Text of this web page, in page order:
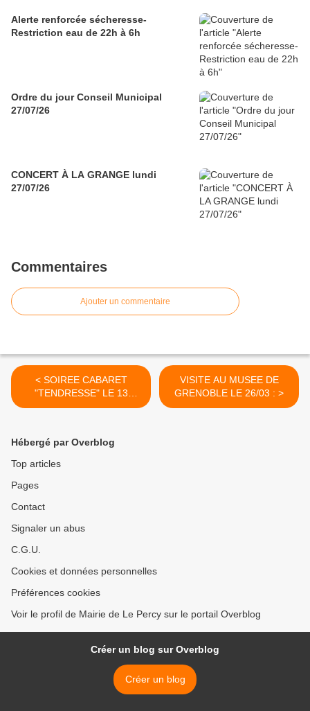
Alerte renforcée sécheresse-
Restriction eau de 22h à 6h
Ordre du jour Conseil Municipal
27/07/26
CONCERT À LA GRANGE lundi
27/07/26
Commentaires
Ajouter un commentaire
< SOIREE CABARET
"TENDRESSE" LE 13
FEVRIER à 19h30:
VISITE AU MUSEE DE
GRENOBLE LE 26/03 : >
Hébergé par Overblog
Top articles
Pages
Contact
Signaler un abus
C.G.U.
Cookies et données personnelles
Préférences cookies
Voir le profil de Mairie de Le Percy sur le portail Overblog
Créer un blog sur Overblog
Créer un blog